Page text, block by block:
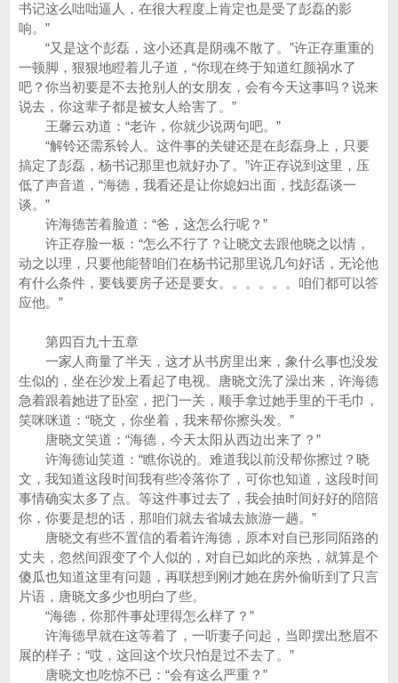
书记这么咄咄逼人，在很大程度上肯定也是受了彭磊的影
响。”
“又是这个彭磊，这小还真是阴魂不散了。”许正存重重的
一顿脚，狠狠地瞪着儿子道，“你现在终于知道红颜祸水了
吧？你当初要是不去抢别人的女朋友，会有今天这事吗？说来
说去，你这辈子都是被女人给害了。”
王馨云劝道：“老许，你就少说两句吧。”
“解铃还需系铃人。这件事的关键还是在彭磊身上，只要
搞定了彭磊，杨书记那里也就好办了。”许正存说到这里，压
低了声音道，“海德，我看还是让你媳妇出面，找彭磊谈一
谈。”
许海德苦着脸道：“爸，这怎么行呢？”
许正存脸一板：“怎么不行了？让晓文去跟他晓之以情，
动之以理，只要他能替咱们在杨书记那里说几句好话，无论他
有什么条件，要钱要房子还是要女。。。。。。咱们都可以答
应他。”
第四百九十五章
一家人商量了半天，这才从书房里出来，象什么事也没发
生似的，坐在沙发上看起了电视。唐晓文洗了澡出来，许海德
急着跟着她进了卧室，把门一关，顺手拿过她手里的干毛巾，
笑咪咪道：“晓文，你坐着，我来帮你擦头发。”
唐晓文笑道：“海德，今天太阳从西边出来了？”
许海德讪笑道：“瞧你说的。难道我以前没帮你擦过？晓
文，我知道这段时间我有些冷落你了，可你也知道，这段时间
事情确实太多了点。等这件事过去了，我会抽时间好好的陪陪
你，你要是想的话，那咱们就去省城去旅游一趟。”
唐晓文有些不置信的看着许海德，原本对自已形同陌路的
丈夫，忽然间跟变了个人似的，对自已如此的亲热，就算是个
傻瓜也知道这里有问题，再联想到刚才她在房外偷听到了只言
片语，唐晓文多少也明白了些。
“海德，你那件事处理得怎么样了？”
许海德早就在这等着了，一听妻子问起，当即摆出愁眉不
展的样子：“哎，这回这个坎只怕是过不去了。”
唐晓文也吃惊不已：“会有这么严重？”